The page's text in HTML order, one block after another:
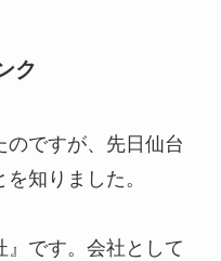
ク
ですが、先日仙台
知りました。
』です。会社として